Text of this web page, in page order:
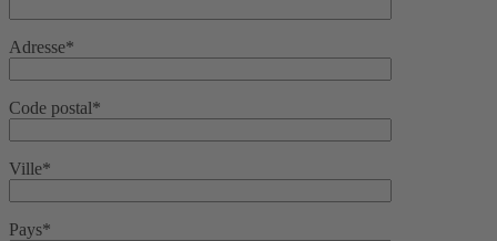
Adresse*
Code postal*
Ville*
Pays*